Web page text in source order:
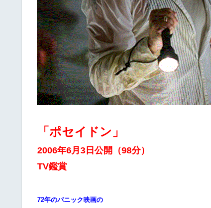
「ポセイドン」
2006年6月3日公開（98分）
TV鑑賞
72年のパニック映画の